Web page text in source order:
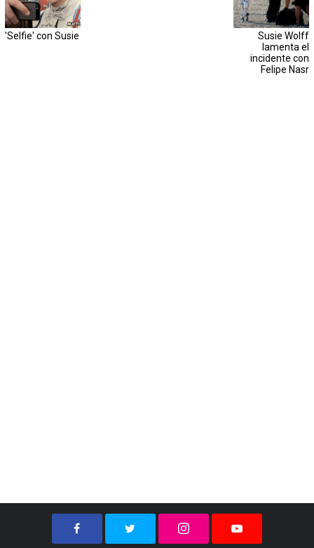
'Selfie' con Susie
Susie Wolff
lamenta el
incidente con
Felipe Nasr